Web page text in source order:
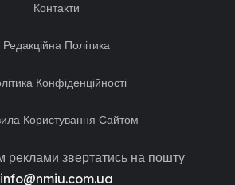
Контакти
Редакційна Політика
Конфіденційності
Користування Сайтом
реклами звертатись на пошту
info@nmiu.com.ua